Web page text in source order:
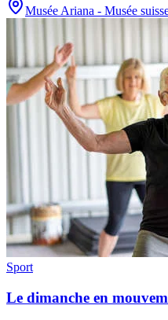
Musée Ariana - Musée
Sport
Le dimanche en